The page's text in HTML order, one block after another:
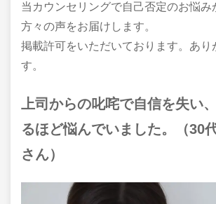
当カウンセリングで自己否定のお悩み
方々の声をお届けします。
掲載許可をいただいております。あり
す。
上司からの叱咤で自信を失い
るほど悩んでいました。（
さん）